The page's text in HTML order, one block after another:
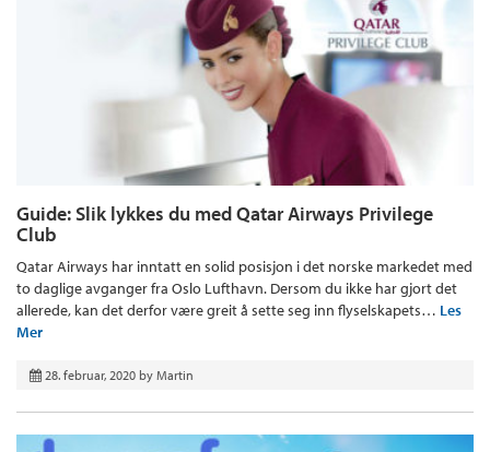
Guide: Slik lykkes du med Qatar Airways Privilege
Club
Qatar Airways har inntatt en solid posisjon i det norske markedet med
to daglige avganger fra Oslo Lufthavn. Dersom du ikke har gjort det
allerede, kan det derfor være greit å sette seg inn flyselskapets… Les
Mer
28. februar, 2020 by Martin